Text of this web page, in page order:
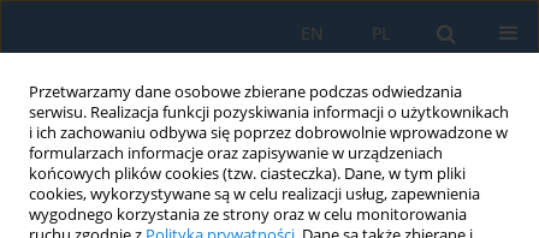
Przetwarzamy dane osobowe zbierane podczas odwiedzania
serwisu. Realizacja funkcji pozyskiwania informacji o użytkownikach
i ich zachowaniu odbywa się poprzez dobrowolnie wprowadzone w
formularzach informacje oraz zapisywanie w urządzeniach
końcowych plików cookies (tzw. ciasteczka). Dane, w tym pliki
cookies, wykorzystywane są w celu realizacji usług, zapewnienia
wygodnego korzystania ze strony oraz w celu monitorowania
PL
EN